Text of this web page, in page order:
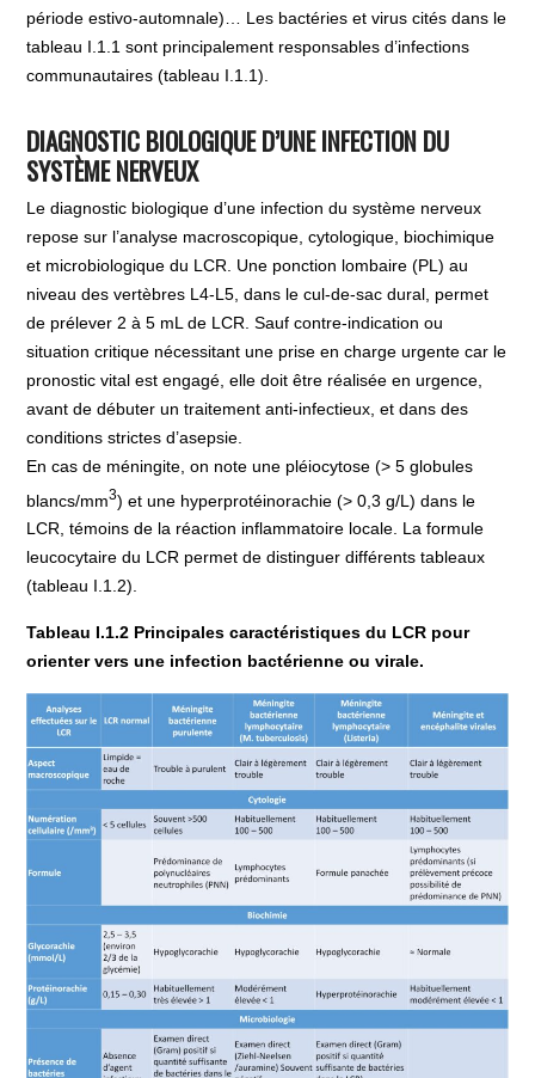
période estivo-automnale)… Les bactéries et virus cités dans le
tableau I.1.1 sont principalement responsables d’infections
communautaires (tableau I.1.1).
DIAGNOSTIC BIOLOGIQUE D’UNE INFECTION DU
SYSTÈME NERVEUX
Le diagnostic biologique d’une infection du système nerveux
repose sur l’analyse macroscopique, cytologique, biochimique
et microbiologique du LCR. Une ponction lombaire (PL) au
niveau des vertèbres L4-L5, dans le cul-de-sac dural, permet
de prélever 2 à 5 mL de LCR. Sauf contre-indication ou
situation critique nécessitant une prise en charge urgente car le
pronostic vital est engagé, elle doit être réalisée en urgence,
avant de débuter un traitement anti-infectieux, et dans des
conditions strictes d’asepsie.
En cas de méningite, on note une pléiocytose (> 5 globules
blancs/mm3) et une hyperprotéinorachie (> 0,3 g/L) dans le
LCR, témoins de la réaction inflammatoire locale. La formule
leucocytaire du LCR permet de distinguer différents tableaux
(tableau I.1.2).
Tableau I.1.2 Principales caractéristiques du LCR pour
orienter vers une infection bactérienne ou virale.